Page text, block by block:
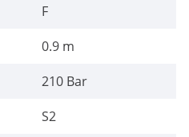
F
0.9 m
210 Bar
S2